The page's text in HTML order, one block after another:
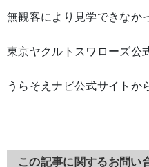
無観客により見学できなか
東京ヤクルトスワローズ公
うらそえナビ公式サイトか
この記事に関するお問い